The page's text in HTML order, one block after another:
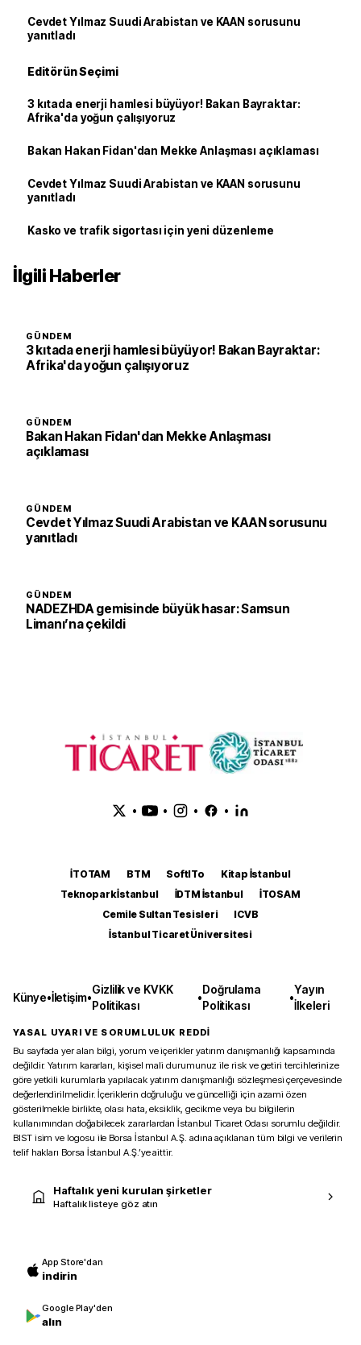
Cevdet Yılmaz Suudi Arabistan ve KAAN sorusunu
yanıtladı
Editörün Seçimi
3 kıtada enerji hamlesi büyüyor! Bakan Bayraktar:
Afrika'da yoğun çalışıyoruz
Bakan Hakan Fidan'dan Mekke Anlaşması açıklaması
Cevdet Yılmaz Suudi Arabistan ve KAAN sorusunu
yanıtladı
Kasko ve trafik sigortası için yeni düzenleme
İlgili Haberler
GÜNDEM
3 kıtada enerji hamlesi büyüyor! Bakan Bayraktar:
Afrika'da yoğun çalışıyoruz
GÜNDEM
Bakan Hakan Fidan'dan Mekke Anlaşması
açıklaması
GÜNDEM
Cevdet Yılmaz Suudi Arabistan ve KAAN sorusunu
yanıtladı
GÜNDEM
NADEZHDA gemisinde büyük hasar: Samsun
Limanı’na çekildi
• • • •
İTOTAM BTM SoftITo
Kitap İstanbul
Teknopark İstanbul
İDTM İstanbul
İTOSAM
Cemile Sultan Tesisleri
ICVB
İstanbul Ticaret Üniversitesi
Künye•İletişim•
Gizlilik ve KVKK
Politikası
•
Doğrulama
Politikası
•
Yayın
İlkeleri
YASAL UYARI VE SORUMLULUK REDDİ
Bu sayfada yer alan bilgi, yorum ve içerikler yatırım danışmanlığı kapsamında
değildir. Yatırım kararları, kişisel mali durumunuz ile risk ve getiri tercihlerinize
göre yetkili kurumlarla yapılacak yatırım danışmanlığı sözleşmesi çerçevesinde
değerlendirilmelidir. İçeriklerin doğruluğu ve güncelliği için azami özen
gösterilmekle birlikte, olası hata, eksiklik, gecikme veya bu bilgilerin
kullanımından doğabilecek zararlardan İstanbul Ticaret Odası sorumlu değildir.
BIST isim ve logosu ile Borsa İstanbul A.Ş. adına açıklanan tüm bilgi ve verilerin
telif hakları Borsa İstanbul A.Ş.’ye aittir.
Haftalık yeni kurulan şirketler
Haftalık listeye göz atın
App Store'dan
indirin
Google Play'den
alın